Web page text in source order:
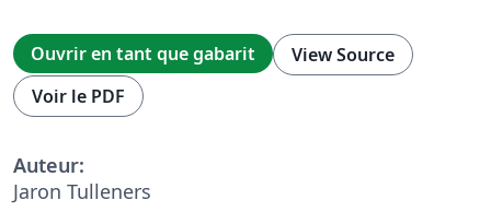
Ouvrir en tant que gabarit
View Source
Voir le PDF
Auteur:
Jaron Tulleners